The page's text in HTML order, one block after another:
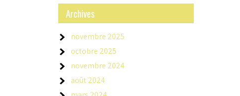
Archives
novembre 2025
octobre 2025
novembre 2024
août 2024